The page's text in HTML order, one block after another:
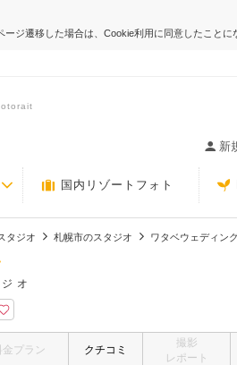
ジ遷移した場合は、Cookie利用に同意したことに
新
国内リゾートフォト
タジオ 札幌市のスタジオ ワタベウェディン
オ
金プラン クチコミ
撮影
レポート